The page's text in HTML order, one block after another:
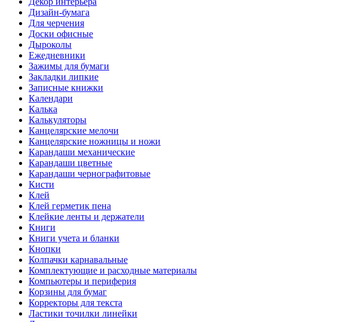
Дизайн-бумага
Для черчения
Доски офисные
Дыроколы
Ежедневники
Зажимы для бумаги
Закладки липкие
Записные книжки
Календари
Калька
Калькуляторы
Канцелярские мелочи
Канцелярские ножницы и ножи
Карандаши механические
Карандаши цветные
Карандаши чернографитовые
Кисти
Клей
Клей герметик пена
Клейкие ленты и держатели
Книги
Книги учета и бланки
Кнопки
Колпачки карнавальные
Комплектующие и расходные материалы
Компьютеры и периферия
Корзины для бумаг
Корректоры для текста
Ластики точилки линейки